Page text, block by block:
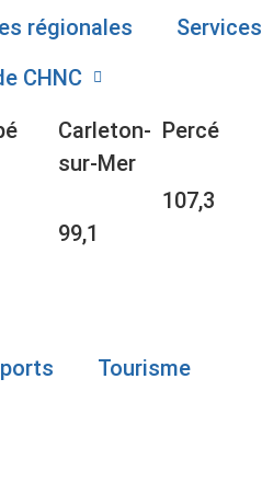
régionales
Services
CHNC
Carleton-
sur-Mer
99,1
Percé
107,3
Tourisme